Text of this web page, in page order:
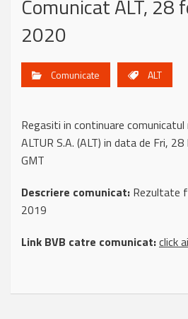
Comunicat ALT, 28
2020
Comunicate ALT
Regasiti in continuare
ALTUR S.A. (ALT) in data de Fri,
GMT
Descriere comunicat: Rezultate
2019
Link BVB catre comunicat:click